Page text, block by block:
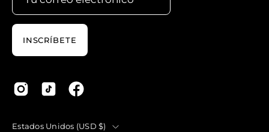
INSCRÍBETE
País
Estados Unidos (USD $)